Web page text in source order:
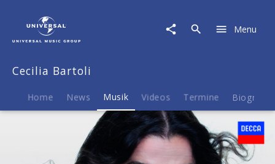
Musik
Farinelli
Menu
Cecilia Bartoli
Home News Musik Videos Termine Biografie